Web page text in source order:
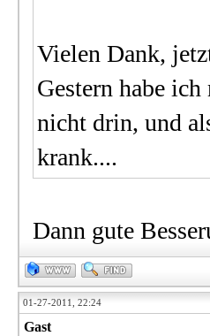
Vielen Dank,
Gestern habe
nicht drin, und
krank....
Dann gute
01-27-2011, 22:24
Gast